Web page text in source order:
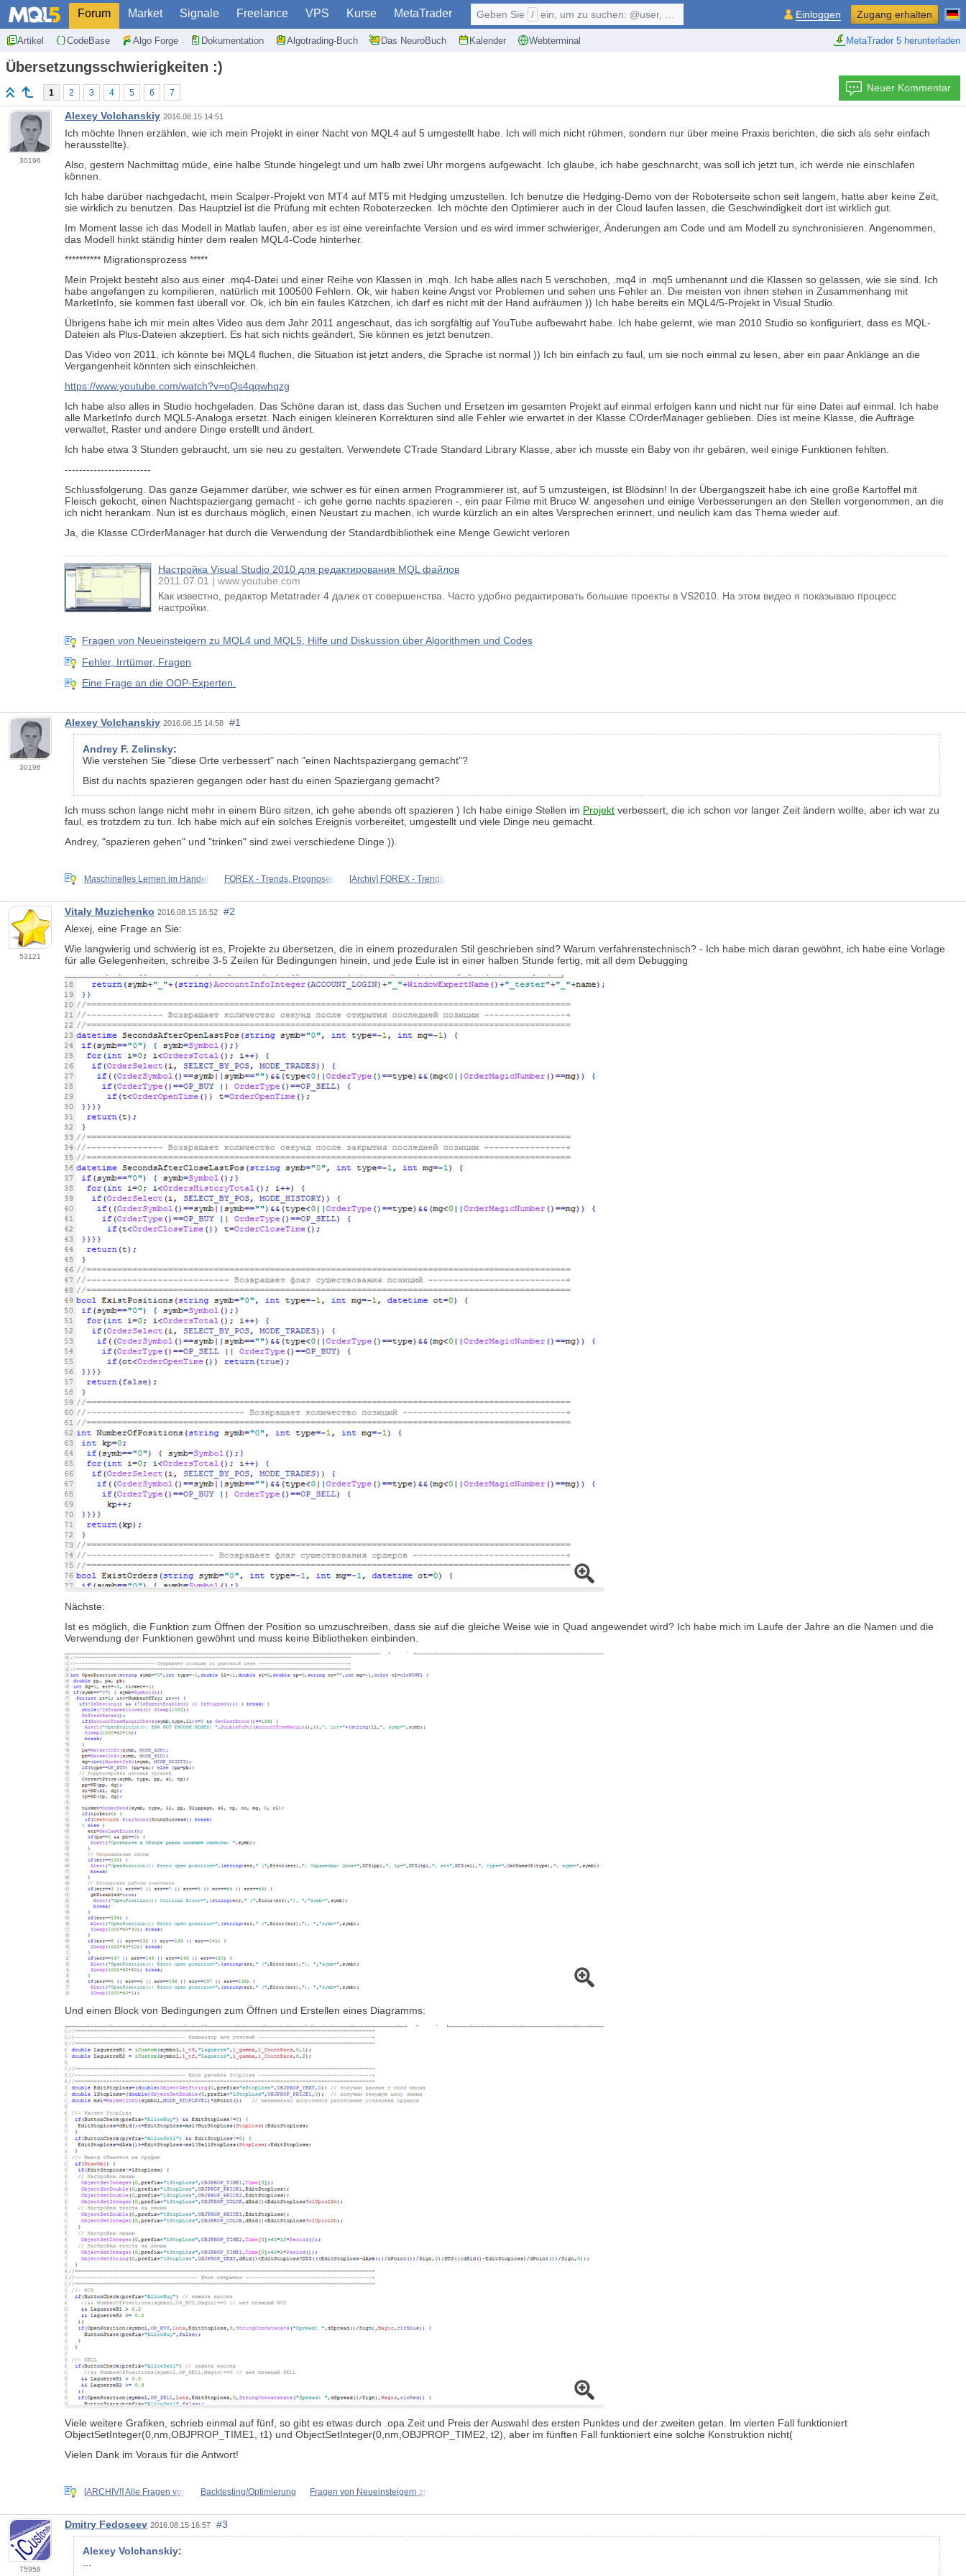
Forum Market Signale Freelance VPS Kurse MetaTrader
Artikel CodeBase Algo Forge Dokumentation Algotrading-Buch Das NeuroBuch Kalender Webterminal MetaTrader 5 herunterladen
Geben Sie / ein, um zu suchen: @user, $symbol, ... Einloggen Zugang erhalten
Übersetzungsschwierigkeiten :)
1 2 3 4 5 6 7 Neuer Kommentar
30196
Alexey Volchanskiy 2016.08.15 14:51
Ich möchte Ihnen erzählen, wie ich mein Projekt in einer Nacht von MQL4 auf 5 umgestellt habe. Ich will mich nicht rühmen, sondern nur über meine Praxis berichten, die sich als sehr einfach
herausstellte).
Also, gestern Nachmittag müde, eine halbe Stunde hingelegt und um halb zwei Uhr morgens aufgewacht. Ich glaube, ich habe geschnarcht, was soll ich jetzt tun, ich werde nie einschlafen
können.
Ich habe darüber nachgedacht, mein Scalper-Projekt von MT4 auf MT5 mit Hedging umzustellen. Ich benutze die Hedging-Demo von der Roboterseite schon seit langem, hatte aber keine Zeit,
sie wirklich zu benutzen. Das Hauptziel ist die Prüfung mit echten Roboterzecken. Ich möchte den Optimierer auch in der Cloud laufen lassen, die Geschwindigkeit dort ist wirklich gut.
Im Moment lasse ich das Modell in Matlab laufen, aber es ist eine vereinfachte Version und es wird immer schwieriger, Änderungen am Code und am Modell zu synchronisieren. Angenommen,
das Modell hinkt ständig hinter dem realen MQL4-Code hinterher.
********** Migrationsprozess *****
Mein Projekt besteht also aus einer .mq4-Datei und einer Reihe von Klassen in .mqh. Ich habe alles nach 5 verschoben, .mq4 in .mq5 umbenannt und die Klassen so gelassen, wie sie sind. Ich
habe angefangen zu kompilieren, natürlich mit 100500 Fehlern. Ok, wir haben keine Angst vor Problemen und sehen uns Fehler an. Die meisten von ihnen stehen in Zusammenhang mit
MarketInfo, sie kommen fast überall vor. Ok, ich bin ein faules Kätzchen, ich darf es nicht mit der Hand aufräumen )) Ich habe bereits ein MQL4/5-Projekt in Visual Studio.
Übrigens habe ich mir mein altes Video aus dem Jahr 2011 angeschaut, das ich sorgfältig auf YouTube aufbewahrt habe. Ich habe gelernt, wie man 2010 Studio so konfiguriert, dass es MQL-
Dateien als Plus-Dateien akzeptiert. Es hat sich nichts geändert, Sie können es jetzt benutzen.
Das Video von 2011, ich könnte bei MQL4 fluchen, die Situation ist jetzt anders, die Sprache ist normal )) Ich bin einfach zu faul, um sie noch einmal zu lesen, aber ein paar Anklänge an die
Vergangenheit könnten sich einschleichen.
https://www.youtube.com/watch?v=oQs4qqwhqzg
Ich habe also alles in Studio hochgeladen. Das Schöne daran ist, dass das Suchen und Ersetzen im gesamten Projekt auf einmal erfolgen kann und nicht nur für eine Datei auf einmal. Ich habe
alle MarketInfo durch MQL5-Analoga ersetzt. Nach einigen kleineren Korrekturen sind alle Fehler wie erwartet in der Klasse COrderManager geblieben. Dies ist meine Klasse, die Aufträge
verwaltet, Raster und andere Dinge erstellt und ändert.
Ich habe etwa 3 Stunden gebraucht, um sie neu zu gestalten. Verwendete CTrade Standard Library Klasse, aber ich musste ein Baby von ihr gebären, weil einige Funktionen fehlten.
------------------------
Schlussfolgerung. Das ganze Gejammer darüber, wie schwer es für einen armen Programmierer ist, auf 5 umzusteigen, ist Blödsinn! In der Übergangszeit habe ich eine große Kartoffel mit
Fleisch gekocht, einen Nachtspaziergang gemacht - ich gehe gerne nachts spazieren -, ein paar Filme mit Bruce W. angesehen und einige Verbesserungen an den Stellen vorgenommen, an die
ich nicht herankam. Nun ist es durchaus möglich, einen Neustart zu machen, ich wurde kürzlich an ein altes Versprechen erinnert, und neulich kam das Thema wieder auf.
Ja, die Klasse COrderManager hat durch die Verwendung der Standardbibliothek eine Menge Gewicht verloren
Настройка Visual Studio 2010 для редактирования MQL файлов
2011.07.01
www.youtube.com
Как известно, редактор Metatrader 4 далек от совершенства. Часто удобно редактировать большие проекты в VS2010. На этом видео я показываю процесс
настройки.
Fragen von Neueinsteigern zu MQL4 und MQL5, Hilfe und Diskussion über Algorithmen und Codes
Fehler, Irrtümer, Fragen
Eine Frage an die OOP-Experten.
30196
Alexey Volchanskiy 2016.08.15 14:58 #1
Andrey F. Zelinsky:
Wie verstehen Sie "diese Orte verbessert" nach "einen Nachtspaziergang gemacht"?
Bist du nachts spazieren gegangen oder hast du einen Spaziergang gemacht?
Ich muss schon lange nicht mehr in einem Büro sitzen, ich gehe abends oft spazieren ) Ich habe einige Stellen im Projekt verbessert, die ich schon vor langer Zeit ändern wollte, aber ich war zu
faul, es trotzdem zu tun. Ich habe mich auf ein solches Ereignis vorbereitet, umgestellt und viele Dinge neu gemacht.
Andrey, "spazieren gehen" und "trinken" sind zwei verschiedene Dinge )).
Maschinelles Lernen im Handel: FOREX - Trends, Prognosen [Archiv] FOREX - Trends,
53121
Vitaly Muzichenko 2016.08.15 16:52
#2
Alexej, eine Frage an Sie:
Wie langwierig und schwierig ist es, Projekte zu übersetzen, die in einem prozeduralen Stil geschrieben sind? Warum verfahrenstechnisch? - Ich habe mich daran gewöhnt, ich habe eine Vorlage
für alle Gelegenheiten, schreibe 3-5 Zeilen für Bedingungen hinein, und jede Eule ist in einer halben Stunde fertig, mit all dem Debugging
Nächste:
Ist es möglich, die Funktion zum Öffnen der Position so umzuschreiben, dass sie auf die gleiche Weise wie in Quad angewendet wird? Ich habe mich im Laufe der Jahre an die Namen und die
Verwendung der Funktionen gewöhnt und muss keine Bibliotheken einbinden.
Und einen Block von Bedingungen zum Öffnen und Erstellen eines Diagramms:
Viele weitere Grafiken, schrieb einmal auf fünf, so gibt es etwas durch .opa Zeit und Preis der Auswahl des ersten Punktes und der zweiten getan. Im vierten Fall funktioniert
ObjectSetInteger(0,nm,OBJPROP_TIME1, t1) und ObjectSetInteger(0,nm,OBJPROP_TIME2, t2), aber im fünften Fall funktioniert eine solche Konstruktion nicht(
Vielen Dank im Voraus für die Antwort!
[ARCHIV!] Alle Fragen von Backtesting/Optimierung Fragen von Neueinsteigern zu
75958
Dmitry Fedoseev 2016.08.15 16:57 #3
Alexey Volchanskiy:
...